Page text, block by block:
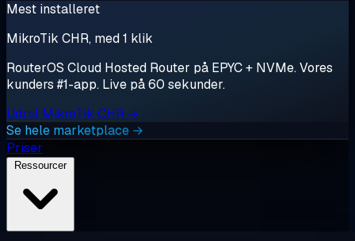
Mest installeret
MikroTik CHR, med 1 klik
RouterOS Cloud Hosted Router på EPYC + NVMe. Vores
kunders #1-app. Live på 60 sekunder.
Udrul MikroTik CHR →
Se hele marketplace →
Priser
Ressourcer